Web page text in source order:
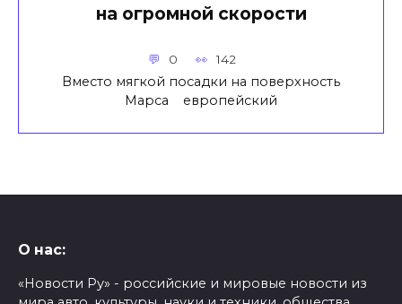
на огромной скорости
0 142
Вместо мягкой посадки на поверхность
Марса европейский
О нас:
«Новости Ру» - российские и мировые новости из